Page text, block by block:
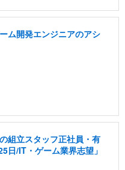
ム開発エンジニアのアシ
組立スタッフ正社員・有
日/IT・ゲーム業界志望」